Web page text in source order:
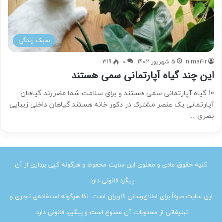
سبک زندگی
nima4ir 5 شهریور 1402 0
319
این چند گیاه آپارتمانی سمی هستند
10 گیاه آپارتمانی سمی هستند و برای سلامت شما مضررند گیاهان
آپارتمانی یک عنصر مشترک در دکور خانه هستند.گیاهان داخلی زیبایی
بصری…
کلیه حقوق مادی و معنوی این سایت محفوظ و هرگونه کپی برداری از آن
پیگرد قانونی دارد.
این سایت صرفاً برای اطلاع‌رسانی کاربران است. لذا هرگونه استفاده‌ی تجاری و
تبلیغاتی از محتویات آن ممنوع است و پیگیرد قانونی دارد.